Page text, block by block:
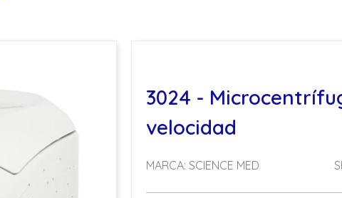
3024 -
velocidad
MARCA: SCIENCE MED